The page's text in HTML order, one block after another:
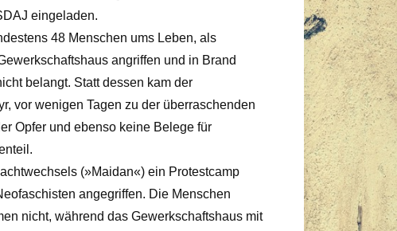
eingeladen.
48 Menschen ums Leben, als
angriffen und in Brand
belangt. Statt dessen kam der
vor wenigen Tagen zu der überraschenden
Opfer und ebenso keine Belege für
(»Maidan«) ein Protestcamp
angegriffen. Die Menschen
nicht, während das Gewerkschaftshaus mit